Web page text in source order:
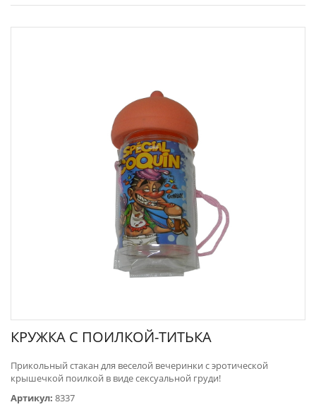
КРУЖКА С ПОИЛКОЙ-ТИТЬКА
Прикольный стакан для веселой вечеринки с эротической
крышечкой поилкой в виде сексуальной груди!
Артикул: 8337